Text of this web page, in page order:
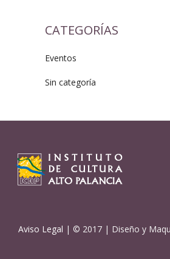
CATEGORÍAS
Eventos
Sin categoría
Aviso Legal | © 2017 | Diseño y